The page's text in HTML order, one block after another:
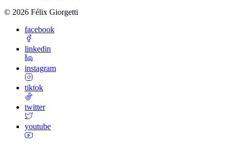
© 2026 Félix Giorgetti
facebook
linkedin
instagram
tiktok
twitter
youtube